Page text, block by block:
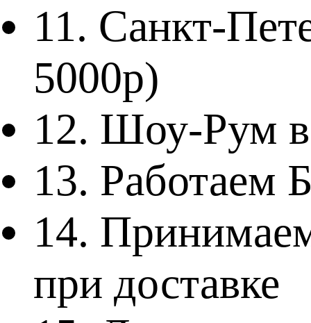
11. Санкт-
5000р)
12. Шоу-Рум в
13.
14.
при доставке